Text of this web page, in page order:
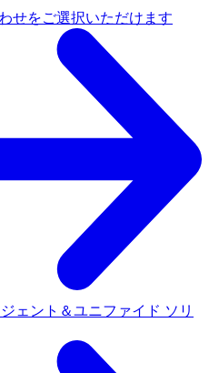
せをご選択いただけます
ェント＆ユニファイド ソリ